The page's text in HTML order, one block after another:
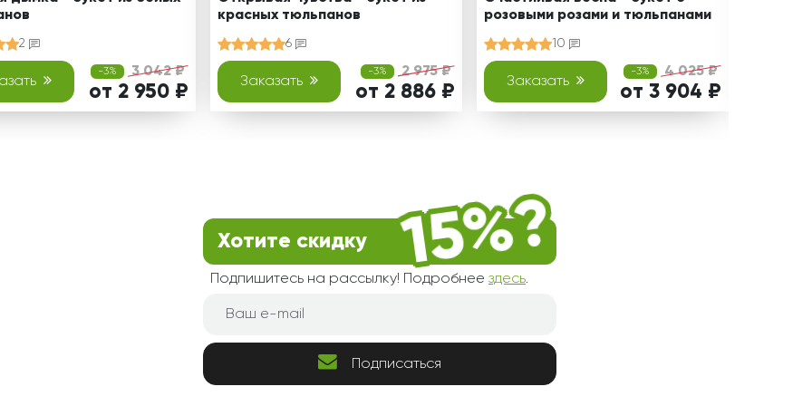
2
-3% 3 042 ₽
от 2 950 ₽
красных тюльпанов
6
Заказать
-3% 2 975 ₽
от 2 886 ₽
розовыми розами и тюльпанами
10
Заказать
-3% 4 025 ₽
от 3 904 ₽
Хотите скидку
Подпишитесь на рассылку! Подробнее здесь.
Подписаться